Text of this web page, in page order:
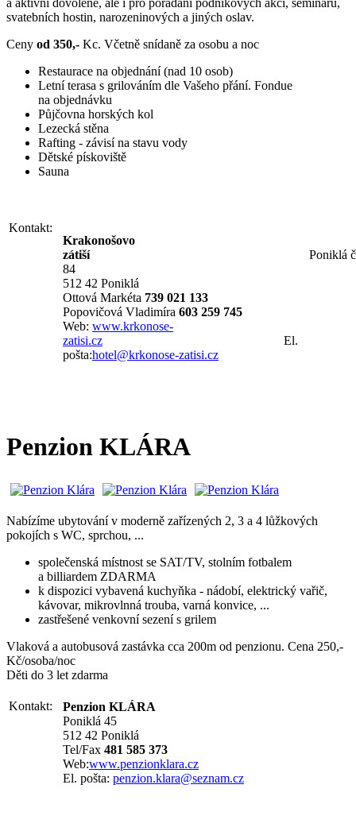
svatebních hostin, narozeninových a jiných oslav.
Ceny od 350,- Kc. Včetně snídaně za osobu a noc
Restaurace na objednání (nad 10 osob)
Letní terasa s grilováním dle Vašeho přání. Fondue
na objednávku
Půjčovna horských kol
Lezecká stěna
Rafting - závisí na stavu vody
Dětské pískoviště
Sauna
Kontakt:
Krakonošovo
zátiší
Poniklá
84
512 42 Poniklá
Ottová Markéta 739 021 133
Popovičová Vladimíra 603 259 745
Web: www.krkonose-
zatisi.cz El.
pošta:hotel@krkonose-zatisi.cz
Penzion KLÁRA
Nabízíme ubytování v moderně zařízených 2, 3 a 4 lůžkových
pokojích s WC, sprchou, ...
společenská místnost se SAT/TV, stolním fotbalem
a billiardem ZDARMA
k dispozici vybavená kuchyňka - nádobí, elektrický vařič,
kávovar, mikrovlnná trouba, varná konvice, ...
zastřešené venkovní sezení s grilem
Vlaková a autobusová zastávka cca 200m od penzionu. Cena 250,-
Kč/osoba/noc
Děti do 3 let zdarma
Kontakt:
Penzion KLÁRA
Poniklá 45
512 42 Poniklá
Tel/Fax 481 585 373
Web:www.penzionklara.cz
El. pošta: penzion.klara@seznam.cz